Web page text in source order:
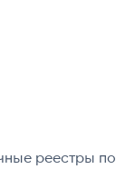
реестры по